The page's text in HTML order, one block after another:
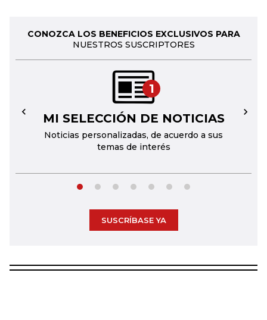
CONOZCA LOS BENEFICIOS EXCLUSIVOS PARA
NUESTROS SUSCRIPTORES
1
MI SELECCIÓN DE NOTICIAS
Noticias personalizadas, de acuerdo a sus
temas de interés
← →
SUSCRÍBASE YA